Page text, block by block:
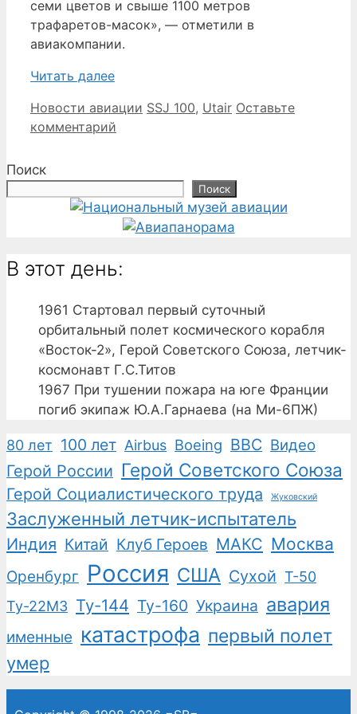
семи цветов и свыше 1100 метров
трафаретов-масок», — отметили в
авиакомпании.
Читать далее
Рубрики
Новости авиации Метки
SSJ 100, Utair Оставьте
комментарий
Поиск
Поиск
В этот день:
1961 Стартовал первый суточный
орбитальный полет космического корабля
«Восток-2», Герой Советского Союза, летчик-
космонавт Г.С.Титов
1967 При тушении пожара на юге Франции
погиб экипаж Ю.А.Гарнаева (на Ми-6ПЖ)
80 лет 100 лет Airbus Boeing ВВС Видео
Герой России Герой Советского Союза
Герой Социалистического труда Жуковский
Заслуженный летчик-испытатель
Индия Китай Клуб Героев МАКС Москва
Оренбург Россия США Сухой Т-50
Ту-22М3 Ту-144 Ту-160 Украина авария
именные катастрофа первый полет
умер